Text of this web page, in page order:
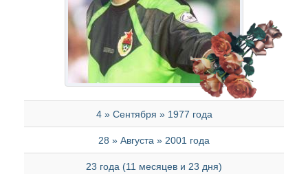
4 » Сентября » 1977 года
28 » Августа » 2001 года
23 года (11 месяцев и 23 дня)